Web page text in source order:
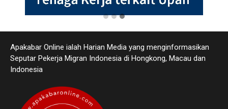
Apakabar Online ialah Harian Media yang menginformasikan
Seputar Pekerja Migran Indonesia di Hongkong, Macau dan
Indonesia